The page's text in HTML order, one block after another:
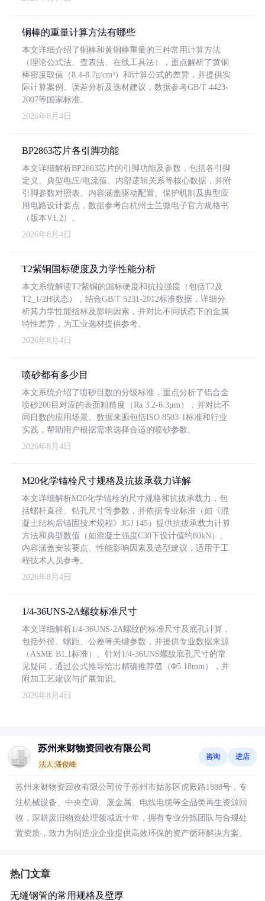
铜棒的重量计算方法有哪些
本文详细介绍了铜棒和黄铜棒重量的三种常用计算方法
（理论公式法、查表法、在线工具法），重点解析了黄铜
棒密度取值（8.4-8.7g/cm³）和计算公式的差异，并提供实
际计算案例、误差分析及选材建议，数据参考GB/T 4423-
2007等国家标准。
2026年8月4日
BP2863芯片各引脚功能
本文详细解析BP2863芯片的引脚功能及参数，包括各引脚
定义、典型电压/电流值、内部逻辑关系等核心数据，并附
引脚参数对照表。内容涵盖驱动配置、保护机制及典型应
用电路设计要点，数据参考自杭州士兰微电子官方规格书
（版本V1.2）。
2026年8月4日
T2紫铜国标硬度及力学性能分析
本文系统解读T2紫铜的国标硬度和抗拉强度（包括T2及
T2_1/2H状态），结合GB/T 5231-2012标准数据，详细分
析其力学性能指标及影响因素，并对比不同状态下的金属
特性差异，为工业选材提供参考。
2026年8月4日
喷砂都有多少目
本文系统介绍了喷砂目数的分级标准，重点分析了铝合金
喷砂200目对应的表面粗糙度（Ra 3.2-6.3μm），并对比不
同目数的应用场景。数据来源包括ISO 8503-1标准和行业
实践，帮助用户根据需求选择合适的喷砂参数。
2026年8月4日
M20化学锚栓尺寸规格及抗拔承载力详解
本文详细解析M20化学锚栓的尺寸规格和抗拔承载力，包
括螺杆直径、钻孔尺寸等参数，并依据专业标准（如《混
凝土结构后锚固技术规程》JGJ 145）提供抗拔承载力计算
方法和典型数值（如混凝土强度C30下设计值约80kN）。
内容涵盖安装要点、性能影响因素及选型建议，适用于工
程技术人员参考。
2026年8月4日
1/4-36UNS-2A螺纹标准尺寸
本文详细解析1/4-36UNS-2A螺纹的标准尺寸及底孔计算，
包括外径、螺距、公差等关键参数，并提供专业数据来源
（ASME B1.1标准）。针对1/4-36UNS螺纹底孔尺寸的常
见疑问，通过公式推导给出精确推荐值（Φ5.18mm），并
附加工艺建议与扩展知识。
2026年8月4日
苏州来财物资回收有限公司
法人:潘俊峰
咨询 进店
苏州来财物资回收有限公司位于苏州市姑苏区虎殿路1888号，专
注机械设备、中央空调、废金属、电线电缆等全品类再生资源回
收，深耕废旧物资处理领域近十年，拥有专业分拣团队与合规处
置资质，致力为制造业企业提供高效环保的资产循环解决方案。
热门文章
无缝钢管的常用规格及壁厚